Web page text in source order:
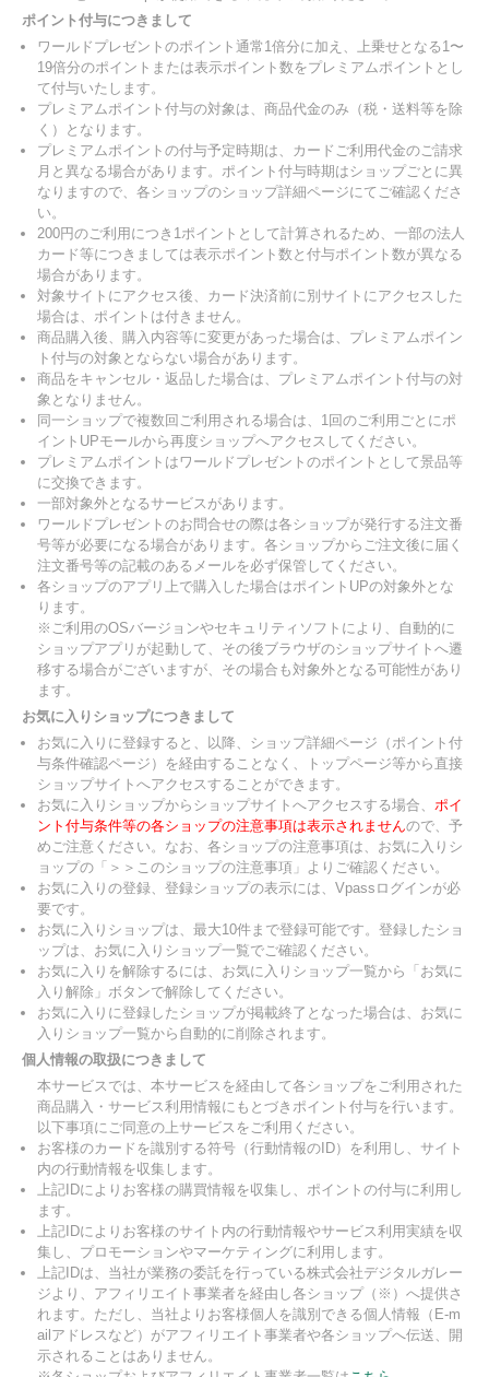
ポイント付与につきまして
ワールドプレゼントのポイント通常1倍分に加え、上乗せとなる1〜
19倍分のポイントまたは表示ポイント数をプレミアムポイントとし
て付与いたします。
プレミアムポイント付与の対象は、商品代金のみ（税・送料等を除
く）となります。
プレミアムポイントの付与予定時期は、カードご利用代金のご請求
月と異なる場合があります。ポイント付与時期はショップごとに異
なりますので、各ショップのショップ詳細ページにてご確認くださ
い。
200円のご利用につき1ポイントとして計算されるため、一部の法人
カード等につきましては表示ポイント数と付与ポイント数が異なる
場合があります。
対象サイトにアクセス後、カード決済前に別サイトにアクセスした
場合は、ポイントは付きません。
商品購入後、購入内容等に変更があった場合は、プレミアムポイン
ト付与の対象とならない場合があります。
商品をキャンセル・返品した場合は、プレミアムポイント付与の対
象となりません。
同一ショップで複数回ご利用される場合は、1回のご利用ごとにポ
イントUPモールから再度ショップへアクセスしてください。
プレミアムポイントはワールドプレゼントのポイントとして景品等
に交換できます。
一部対象外となるサービスがあります。
ワールドプレゼントのお問合せの際は各ショップが発行する注文番
号等が必要になる場合があります。各ショップからご注文後に届く
注文番号等の記載のあるメールを必ず保管してください。
各ショップのアプリ上で購入した場合はポイントUPの対象外とな
ります。
※ご利用のOSバージョンやセキュリティソフトにより、自動的に
ショップアプリが起動して、その後ブラウザのショップサイトへ遷
移する場合がございますが、その場合も対象外となる可能性があり
ます。
お気に入りショップにつきまして
お気に入りに登録すると、以降、ショップ詳細ページ（ポイント付
与条件確認ページ）を経由することなく、トップページ等から直接
ショップサイトへアクセスすることができます。
お気に入りショップからショップサイトへアクセスする場合、 ポイ
ント付与条件等の各ショップの注意事項は表示されませんので、予
めご注意ください。なお、各ショップの注意事項は、お気に入りシ
ョップの「＞＞このショップの注意事項」よりご確認ください。
お気に入りの登録、登録ショップの表示には、Vpassログインが必
要です。
お気に入りショップは、最大10件まで登録可能です。登録したショ
ップは、お気に入りショップ一覧でご確認ください。
お気に入りを解除するには、お気に入りショップ一覧から「お気に
入り解除」ボタンで解除してください。
お気に入りに登録したショップが掲載終了となった場合は、お気に
入りショップ一覧から自動的に削除されます。
個人情報の取扱につきまして
本サービスでは、本サービスを経由して各ショップをご利用された
商品購入・サービス利用情報にもとづきポイント付与を行います。
以下事項にご同意の上サービスをご利用ください。
お客様のカードを識別する符号（行動情報のID）を利用し、サイト
内の行動情報を収集します。
上記IDによりお客様の購買情報を収集し、ポイントの付与に利用し
ます。
上記IDによりお客様のサイト内の行動情報やサービス利用実績を収
集し、プロモーションやマーケティングに利用します。
上記IDは、当社が業務の委託を行っている株式会社デジタルガレー
ジより、アフィリエイト事業者を経由し各ショップ（※）へ提供さ
れます。ただし、当社よりお客様個人を識別できる個人情報（E-m
ailアドレスなど）がアフィリエイト事業者や各ショップへ伝送、開
示されることはありません。